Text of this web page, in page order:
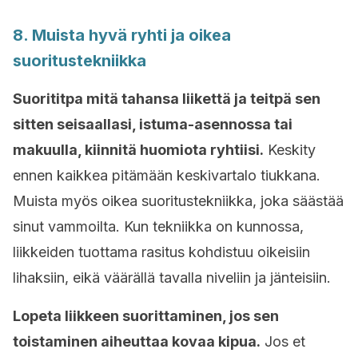
8. Muista hyvä ryhti ja oikea
suoritustekniikka
Suorititpa mitä tahansa liikettä ja teitpä sen
sitten seisaallasi, istuma-asennossa tai
makuulla, kiinnitä huomiota ryhtiisi. Keskity
ennen kaikkea pitämään keskivartalo tiukkana.
Muista myös oikea suoritustekniikka, joka säästää
sinut vammoilta. Kun tekniikka on kunnossa,
liikkeiden tuottama rasitus kohdistuu oikeisiin
lihaksiin, eikä väärällä tavalla niveliin ja jänteisiin.
Lopeta liikkeen suorittaminen, jos sen
toistaminen aiheuttaa kovaa kipua. Jos et